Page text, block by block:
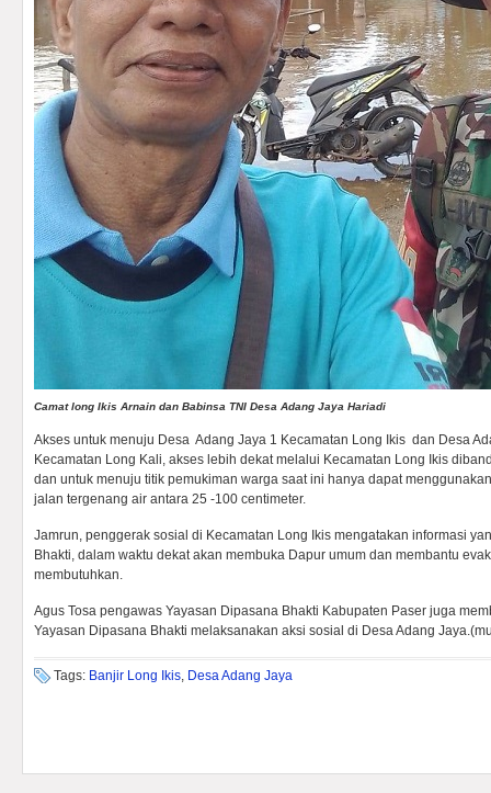
Camat long Ikis Arnain dan Babinsa TNI Desa Adang Jaya Hariadi
Akses untuk menuju Desa Adang Jaya 1 Kecamatan Long Ikis dan Desa
Kecamatan Long Kali, akses lebih dekat melalui Kecamatan Long Ikis
dan untuk menuju titik pemukiman warga saat ini hanya dapat
jalan tergenang air antara 25 -100 centimeter.
Jamrun, penggerak sosial di Kecamatan Long Ikis mengatakan informasi
Bhakti, dalam waktu dekat akan membuka Dapur umum dan membantu
membutuhkan.
Agus Tosa pengawas Yayasan Dipasana Bhakti Kabupaten Paser juga
Yayasan Dipasana Bhakti melaksanakan aksi sosial di Desa Adang
Tags: Banjir Long Ikis, Desa Adang Jaya